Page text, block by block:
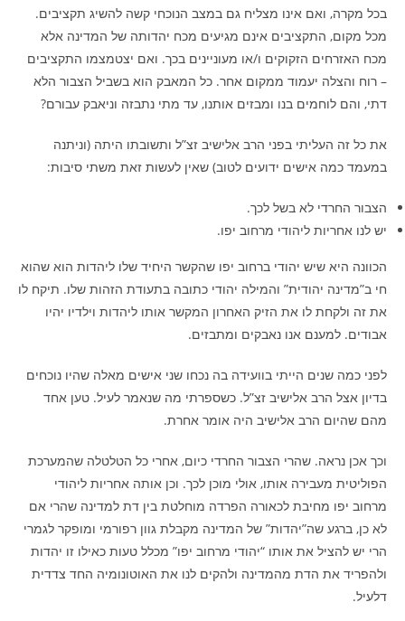
בכל מקרה, ואם אינו מצליח גם במצב הנוכחי קשה להשיג תקציבים.
מכל מקום, התקציבים אינם מגיעים מכח יהדותה של המדינה אלא
מכח האזרחים הזקוקים ו/או מעוניינים בכך. ואם יצטמצמו התקציבים
– רוח והצלה יעמוד ממקום אחר. כל המאבק הוא בשביל הצבור הלא
דתי, והם לוחמים בנו ומבזים אותנו, עד מתי נתבזה וניאבק עבורם?
את כל זה העליתי בפני הרב אלישיב זצ”ל ותשובתו היתה (וניתנה
במעמד כמה אישים ידועים לטוב) שאין לעשות זאת משתי סיבות:
הצבור החרדי לא בשל לכך.
יש לנו אחריות ליהודי מרחוב יפו.
הכוונה היא שיש יהודי ברחוב יפו שהקשר היחיד שלו ליהדות הוא שהוא
חי ב”מדינה יהודית” והמילה יהודי כתובה בתעודת הזהות שלו. תיקח לו
את זה ולקחת לו את הזיק האחרון המקשר אותו ליהדות וילדיו יהיו
אבודים. למענם אנו נאבקים ומתבזים.
לפני כמה שנים הייתי בוועידה בה נכחו שני אישים מאלה שהיו נוכחים
בדיון אצל הרב אלישיב זצ”ל. כשספרתי מה שנאמר לעיל. טען אחד
מהם שהיום הרב אלישיב היה אומר אחרת.
וכך אכן נראה. שהרי הצבור החרדי כיום, אחרי כל הטלטלה שהמערכת
הפוליטית מעבירה אותו, אולי מוכן לכך. וכן אותה אחריות ליהודי
מרחוב יפו מחיבת לכאורה הפרדה מוחלטת בין דת למדינה שהרי אם
לא כן, ברגע שה”יהדות” של המדינה מקבלת גוון רפורמי ומופקר לגמרי
הרי יש להציל את אותו “יהודי מרחוב יפו” מכלל טעות כאילו זו יהדות
ולהפריד את הדת מהמדינה ולהקים לנו את האוטונומיה החד צדדית
דלעיל.